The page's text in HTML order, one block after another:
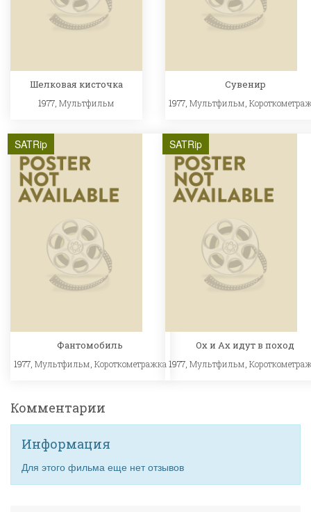
Шелковая кисточка
1977, Мультфильм
Сувенир
1977,Мультфильм ,
SATRip
Фантомобиль
1977, Мультфильм Короткометражка
SATRip
Ох и Ах идут в поход
1977,Мультфильм ,
Комментарии
Информация
Для этого фильма еще нет отзывов